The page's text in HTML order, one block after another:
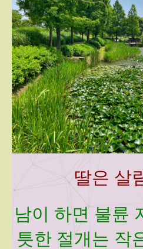
딸은 살
남이 하면 불륜
틋한 절개는 작